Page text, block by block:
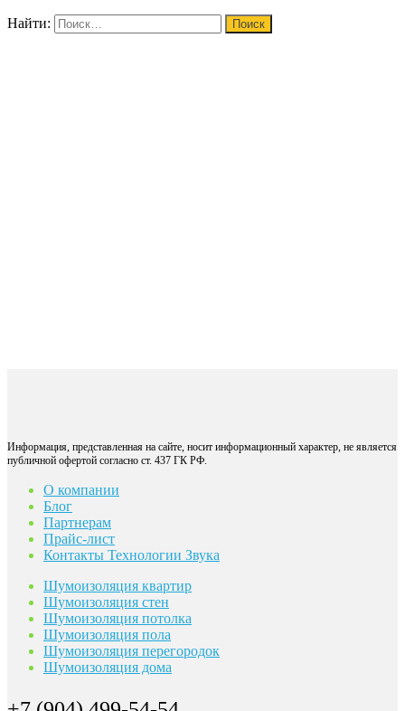
Найти:
Информация, представленная на сайте, носит информационный характер, не является
публичной офертой согласно ст. 437 ГК РФ.
О компании
Блог
Партнерам
Прайс-лист
Контакты Технологии Звука
Шумоизоляция квартир
Шумоизоляция стен
Шумоизоляция потолка
Шумоизоляция пола
Шумоизоляция перегородок
Шумоизоляция дома